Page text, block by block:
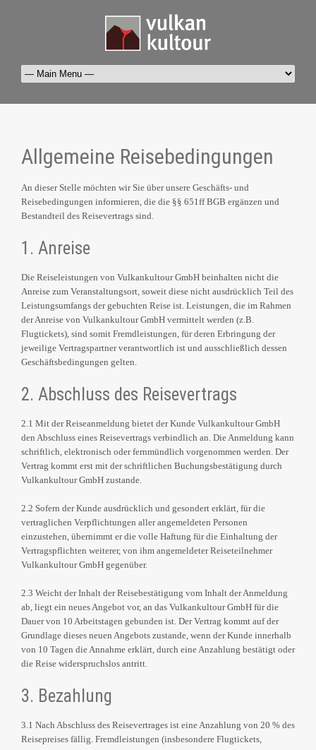
Allgemeine Reisebedingungen
An dieser Stelle möchten wir Sie über unsere Geschäfts- und
Reisebedingungen informieren, die die §§ 651ff BGB ergänzen und
Bestandteil des Reisevertrags sind.
1. Anreise
Die Reiseleistungen von Vulkankultour GmbH beinhalten nicht die
Anreise zum Veranstaltungsort, soweit diese nicht ausdrücklich Teil des
Leistungsumfangs der gebuchten Reise ist. Leistungen, die im Rahmen
der Anreise von Vulkankultour GmbH vermittelt werden (z.B.
Flugtickets), sind somit Fremdleistungen, für deren Erbringung der
jeweilige Vertragspartner verantwortlich ist und ausschließlich dessen
Geschäftsbedingungen gelten.
2. Abschluss des Reisevertrags
2.1 Mit der Reiseanmeldung bietet der Kunde Vulkankultour GmbH
den Abschluss eines Reisevertrags verbindlich an. Die Anmeldung kann
schriftlich, elektronisch oder fernmündlich vorgenommen werden. Der
Vertrag kommt erst mit der schriftlichen Buchungsbestätigung durch
Vulkankultour GmbH zustande.
2.2 Sofern der Kunde ausdrücklich und gesondert erklärt, für die
vertraglichen Verpflichtungen aller angemeldeten Personen
einzustehen, übernimmt er die volle Haftung für die Einhaltung der
Vertragspflichten weiterer, von ihm angemeldeter Reiseteilnehmer
Vulkankultour GmbH gegenüber.
2.3 Weicht der Inhalt der Reisebestätigung vom Inhalt der Anmeldung
ab, liegt ein neues Angebot vor, an das Vulkankultour GmbH für die
Dauer von 10 Arbeitstagen gebunden ist. Der Vertrag kommt auf der
Grundlage dieses neuen Angebots zustande, wenn der Kunde innerhalb
von 10 Tagen die Annahme erklärt, durch eine Anzahlung bestätigt oder
die Reise widerspruchslos antritt.
3. Bezahlung
3.1 Nach Abschluss des Reisevertrages ist eine Anzahlung von 20 % des
Reisepreises fällig. Fremdleistungen (insbesondere Flugtickets,